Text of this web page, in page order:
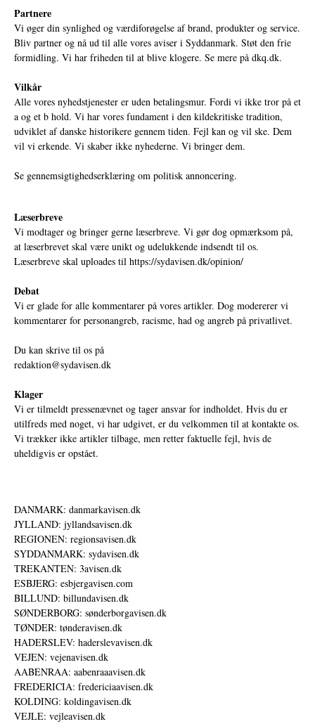
Partnere
Vi øger din synlighed og værdiforøgelse af brand, produkter og service.
Bliv partner og nå ud til alle vores aviser i Syddanmark. Støt den frie
formidling. Vi har friheden til at blive klogere. Se mere på dkq.dk.
Vilkår
Alle vores nyhedstjenester er uden betalingsmur. Fordi vi ikke tror på et
a og et b hold. Vi har vores fundament i den kildekritiske tradition,
udviklet af danske historikere gennem tiden. Fejl kan og vil ske. Dem
vil vi erkende. Vi skaber ikke nyhederne. Vi bringer dem.
Se gennemsigtighedserklæring om politisk annoncering.
Læserbreve
Vi modtager og bringer gerne læserbreve. Vi gør dog opmærksom på,
at læserbrevet skal være unikt og udelukkende indsendt til os.
Læserbreve skal uploades til https://sydavisen.dk/opinion/
Debat
Vi er glade for alle kommentarer på vores artikler. Dog modererer vi
kommentarer for personangreb, racisme, had og angreb på privatlivet.
Du kan skrive til os på
redaktion@sydavisen.dk
Klager
Vi er tilmeldt pressenævnet og tager ansvar for indholdet. Hvis du er
utilfreds med noget, vi har udgivet, er du velkommen til at kontakte os.
Vi trækker ikke artikler tilbage, men retter faktuelle fejl, hvis de
uheldigvis er opstået.
DANMARK: danmarkavisen.dk
JYLLAND: jyllandsavisen.dk
REGIONEN: regionsavisen.dk
SYDDANMARK: sydavisen.dk
TREKANTEN: 3avisen.dk
ESBJERG: esbjergavisen.com
BILLUND: billundavisen.dk
SØNDERBORG: sønderborgavisen.dk
TØNDER: tønderavisen.dk
HADERSLEV: haderslevavisen.dk
VEJEN: vejenavisen.dk
AABENRAA: aabenraaavisen.dk
FREDERICIA: fredericiaavisen.dk
KOLDING: koldingavisen.dk
VEJLE: vejleavisen.dk